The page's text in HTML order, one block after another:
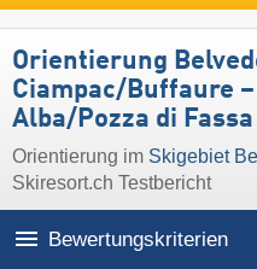
Orientierung
Ciampac/​Buffaure
Alba/​Pozza di Fassa
Orientierung im Skigebiet Belvedere/​Col
Skiresort.ch Testbericht
Bewertungskriterien